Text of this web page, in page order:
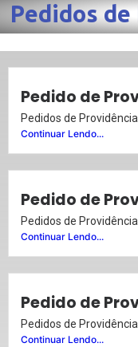
Pedidos de
Pedido de
Pedidos de
Continuar Lendo...
Pedido de
Pedidos de
Continuar Lendo...
Pedido de
Pedidos de
Continuar Lendo...